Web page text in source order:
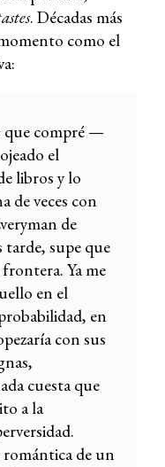
. Décadas más
como el
que compré —
el
libros y lo
de veces con
de
tarde, supe que
Ya me
en el
en
con sus
cuesta que
a la
de un